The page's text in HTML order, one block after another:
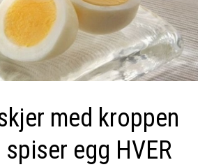
med kroppen
egg HVER